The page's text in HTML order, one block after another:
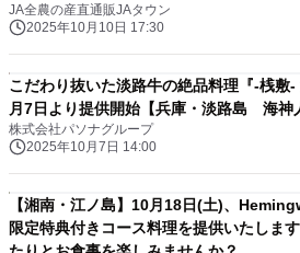
JA全農の産直通販JAタウン
2025年10月10日 17:30
こだわり抜いた淡路牛の絶品料理『-桟敷
月7日より提供開始【兵庫・淡路島 海神
株式会社パソナグループ
2025年10月7日 14:00
【湘南・江ノ島】10月18日(土)、
限定特典付きコース料理を提供いたしま